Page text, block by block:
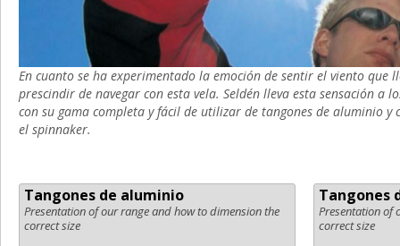
En cuanto se ha experimentado la emoción de sentir el viento que
prescindir de navegar con esta vela. Seldén lleva esta sensación a
con su gama completa y fácil de utilizar de tangones de aluminio y
el spinnaker.
Tangones de aluminio
Presentation of our range and how to dimension the
correct size
Tangones
Presentation of
correct size